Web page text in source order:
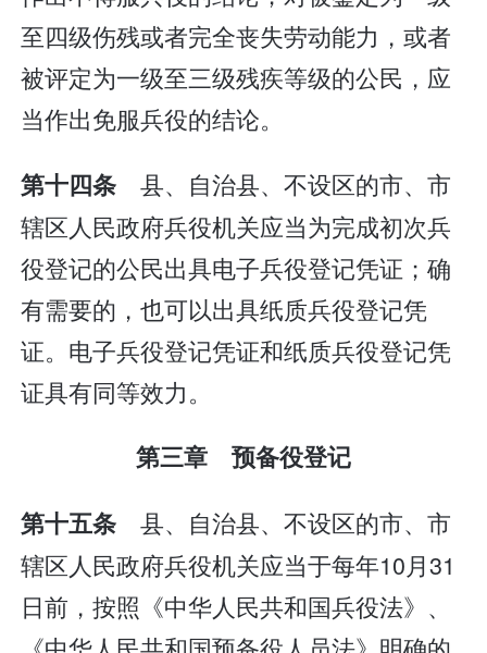
至四级伤残或者完全丧失劳动能力，或者
被评定为一级至三级残疾等级的公民，应
当作出免服兵役的结论。
第十四条县、自治县、不设区的市、市
辖区人民政府兵役机关应当为完成初次兵
役登记的公民出具电子兵役登记凭证；确
有需要的，也可以出具纸质兵役登记凭
证。电子兵役登记凭证和纸质兵役登记凭
证具有同等效力。
第三章 预备役登记
第十五条县、自治县、不设区的市、市
辖区人民政府兵役机关应当于每年10月31
日前，按照《中华人民共和国兵役法》、